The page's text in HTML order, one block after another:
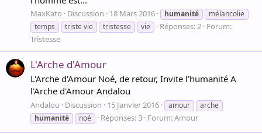
MaxKato Discussion 18 Mars 2016 humanité
mélancolie
temps
triste vie tristesse vie Réponses: 2 Forum:
Tristesse
L'Arche d'Amour
L'Arche d'Amour Noé, de retour, Invite l'humanité A
l'Arche d'Amour Andalou
Andalou Discussion 15 Janvier 2016 amour
arche
humanité
noé Réponses: 3 Forum:Amour